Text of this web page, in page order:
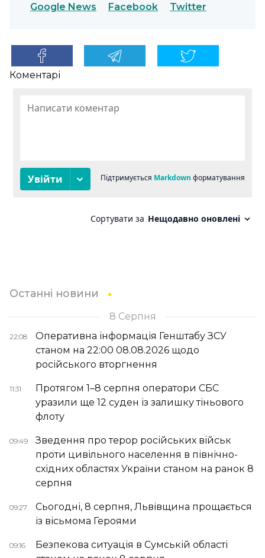
Google News Facebook Twitter
Коментарі
Останні новини
8 Серпня
22:08
Оперативна інформація Генштабу ЗСУ
станом на 22:00 08.08.2026 щодо
російського вторгнення
11:31
Протягом 1–8 серпня оператори СБС
уразили ще 12 суден із залишку тіньового
флоту
09:49
Зведення про терор російських військ
проти цивільного населення в північно-
східних областях України станом на ранок 8
серпня
09:27
Сьогодні, 8 серпня, Львівщина прощається
із вісьмома Героями
09:16
Безпекова ситуація в Сумській області